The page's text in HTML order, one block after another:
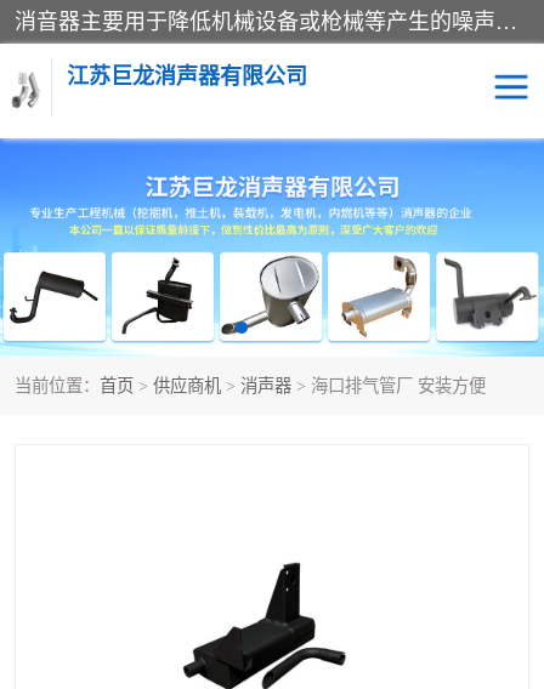
消音器主要用于降低机械设备或枪械等产生的噪声。它通过阻尼或增加排气面积来降低排气速度和功率，从而降低噪声。常见的消音器类型包括阻性消声器、抗性消声器、共振消声器以及阻抗复合式消声器等。这些消音器各有特点，适用于不同频率的噪声消除。
江苏巨龙消声器有限公司
当前位置： 首页 > 供应商机 > 消声器 > 海口排气管厂 安装方便
消声器